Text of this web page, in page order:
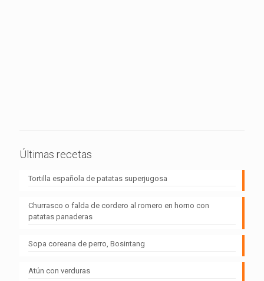
Últimas recetas
Tortilla española de patatas superjugosa
Churrasco o falda de cordero al romero en horno con
patatas panaderas
Sopa coreana de perro, Bosintang
Atún con verduras